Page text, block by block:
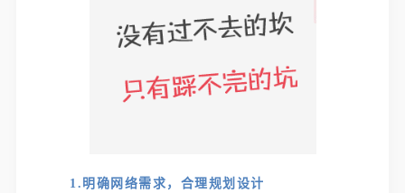
1.明确网络需求，合理规划设计